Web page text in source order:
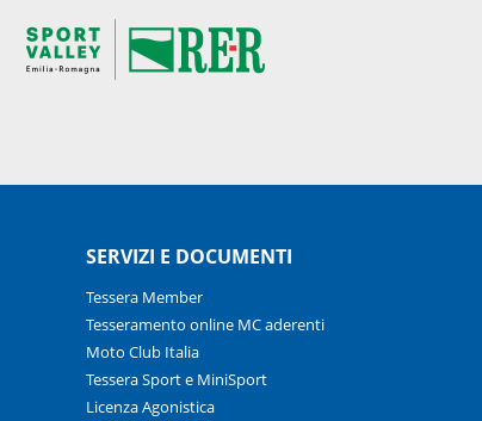
SERVIZI E DOCUMENTI
Tessera Member
Tesseramento online MC aderenti
Moto Club Italia
Tessera Sport e MiniSport
Licenza Agonistica